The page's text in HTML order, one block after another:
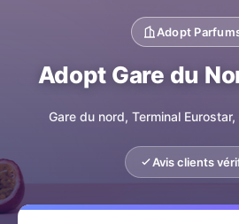
Adopt
Adopt Gare du
Gare du nord, Terminal
Avis clients